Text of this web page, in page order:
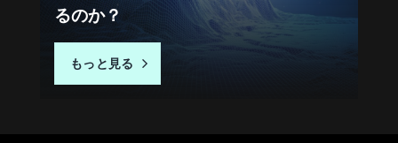
るのか？
もっと見る